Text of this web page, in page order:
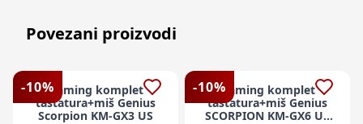
Povezani proizvodi
-10%Gaming komplet
tastatura+miš Genius
Scorpion KM-GX3 US
-10%Gaming komplet
tastatura+miš Genius
SCORPION KM-GX6 US